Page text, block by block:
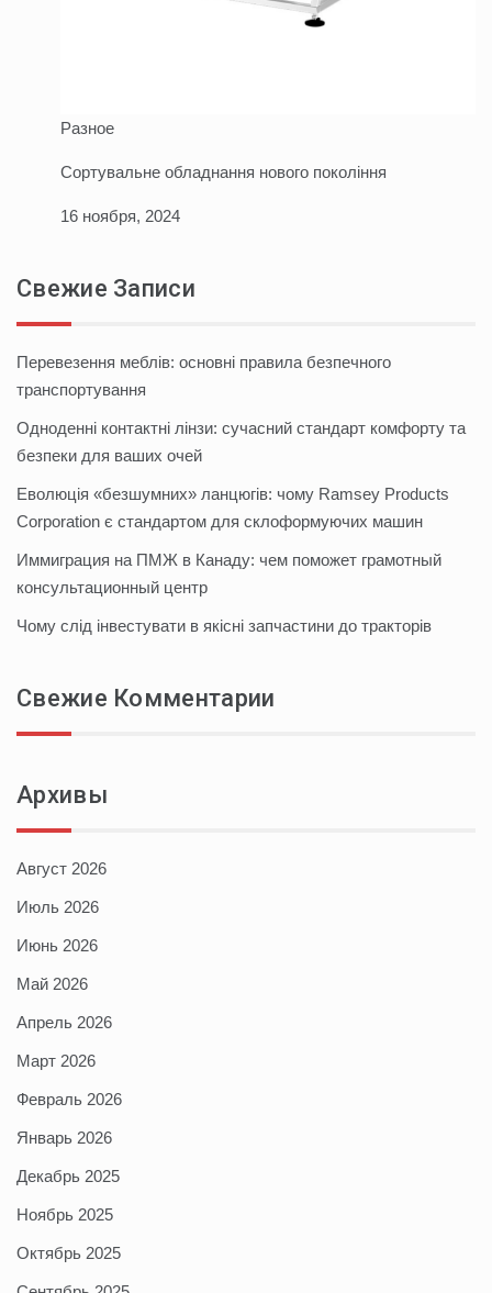
Разное
Сортувальне обладнання нового покоління
16 ноября, 2024
Свежие Записи
Перевезення меблів: основні правила безпечного
транспортування
Одноденні контактні лінзи: сучасний стандарт комфорту та
безпеки для ваших очей
Еволюція «безшумних» ланцюгів: чому Ramsey Products
Corporation є стандартом для склоформуючих машин
Иммиграция на ПМЖ в Канаду: чем поможет грамотный
консультационный центр
Чому слід інвестувати в якісні запчастини до тракторів
Свежие Комментарии
Архивы
Август 2026
Июль 2026
Июнь 2026
Май 2026
Апрель 2026
Март 2026
Февраль 2026
Январь 2026
Декабрь 2025
Ноябрь 2025
Октябрь 2025